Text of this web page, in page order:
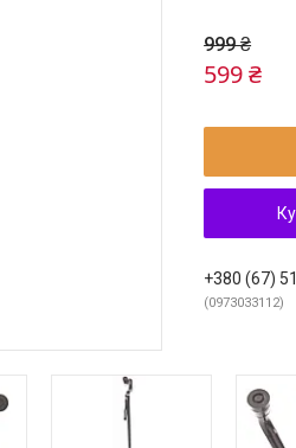
999 ₴
599 ₴
+380 (67)
0973033112